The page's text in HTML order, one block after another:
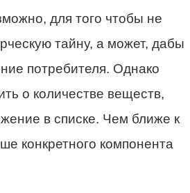
для того чтобы не
тайну, а может, дабы
потребителя. Однако
о количестве веществ,
в списке. Чем ближе к
конкретного компонента